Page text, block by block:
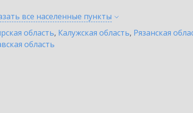
все населенные пункты
область, Калужская область, Рязанская
область